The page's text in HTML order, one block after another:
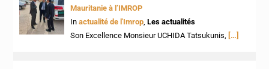
Mauritanie à l’IMROP
Inactualité de l'Imrop,Les actualités
Son Excellence Monsieur UCHIDA Tatsukunis, […]